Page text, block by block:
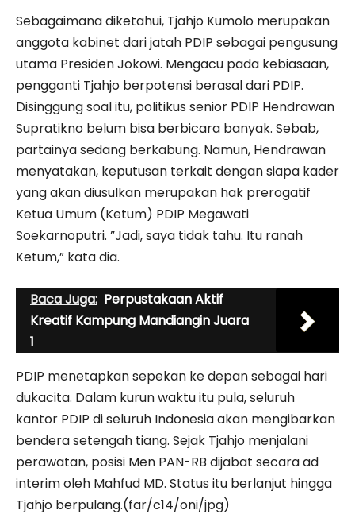
Sebagaimana diketahui, Tjahjo Kumolo merupakan
anggota kabinet dari jatah PDIP sebagai pengusung
utama Presiden Jokowi. Mengacu pada kebiasaan,
pengganti Tjahjo berpotensi berasal dari PDIP.
Disinggung soal itu, politikus senior PDIP Hendrawan
Supratikno belum bisa berbicara banyak. Sebab,
partainya sedang berkabung. Namun, Hendrawan
menyatakan, keputusan terkait dengan siapa kader
yang akan diusulkan merupakan hak prerogatif
Ketua Umum (Ketum) PDIP Megawati
Soekarnoputri. ”Jadi, saya tidak tahu. Itu ranah
Ketum,” kata dia.
Baca Juga: Perpustakaan Aktif
Kreatif Kampung Mandiangin Juara
1
PDIP menetapkan sepekan ke depan sebagai hari
dukacita. Dalam kurun waktu itu pula, seluruh
kantor PDIP di seluruh Indonesia akan mengibarkan
bendera setengah tiang. Sejak Tjahjo menjalani
perawatan, posisi Men PAN-RB dijabat secara ad
interim oleh Mahfud MD. Status itu berlanjut hingga
Tjahjo berpulang.(far/c14/oni/jpg)